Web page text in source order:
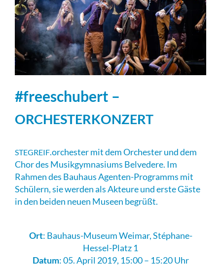
#freeschubert –
ORCHESTERKONZERT
STEGREIF.orchester mit dem Orchester und dem
Chor des Musikgymnasiums Belvedere. Im
Rahmen des Bauhaus Agenten-Programms mit
Schülern, sie werden als Akteure und erste Gäste
in den beiden neuen Museen begrüßt.
Ort: Bauhaus-Museum Weimar, Stéphane-
Hessel-Platz 1
Datum: 05. April 2019, 15:00 – 15:20 Uhr